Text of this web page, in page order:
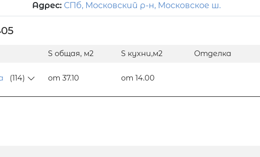
Адрес: СПб, Московский р-н, Московское ш.
S общая, м2 S кухни,м2 Отделка
(114) от 37.10 от 14.00